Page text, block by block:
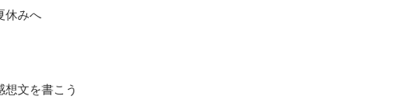
休みへ
文を書こう